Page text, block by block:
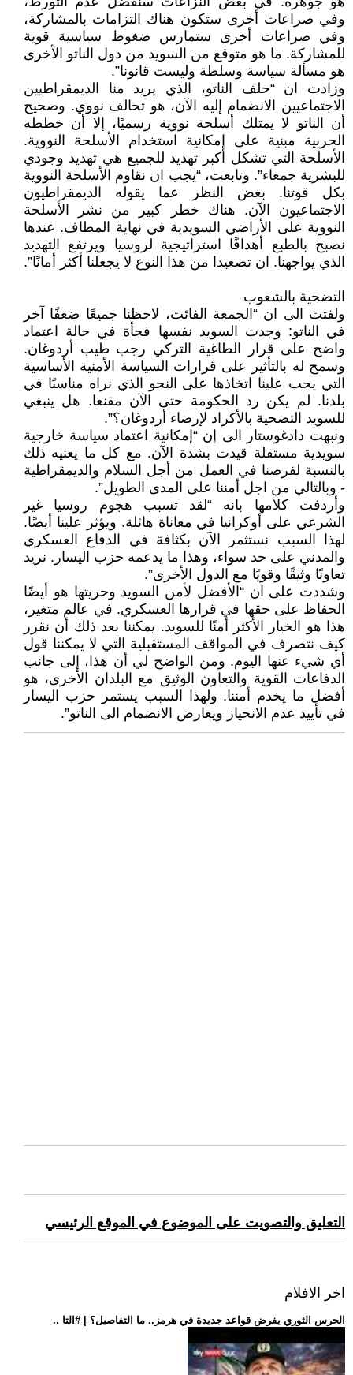
وفي صراعات أخرى ستكون هناك التزامات بالمشاركة،
وفي صراعات أخرى ستمارس ضغوط سياسية قوية
للمشاركة. ما هو متوقع من السويد من دول الناتو الأخرى
هو مسألة سياسة وسلطة وليست قانونا”.
وزادت ان “حلف الناتو، الذي يريد منا الديمقراطيين
الاجتماعيين الانضمام إليه الآن، هو تحالف نووي. وصحيح
أن الناتو لا يمتلك أسلحة نووية رسميًا، إلا أن خططه
الحربية مبنية على إمكانية استخدام الأسلحة النووية.
الأسلحة التي تشكل أكبر تهديد للجميع هي تهديد وجودي
للبشرية جمعاء”. وتابعت، “يجب ان نقاوم الأسلحة النووية
بكل قوتنا. بغض النظر عما يقوله الديمقراطيون
الاجتماعيون الآن. هناك خطر كبير من نشر الأسلحة
النووية على الأراضي السويدية في نهاية المطاف. عندها
نصبح بالطبع أهدافًا استراتيجية لروسيا ويرتفع التهديد
الذي يواجهنا. ان تصعيدا من هذا النوع لا يجعلنا أكثر أمانًا”.
التضحية بالشعوب
ولفتت الى ان “الجمعة الفائت، لاحظنا جميعًا ضعفًا آخر
في الناتو: وجدت السويد نفسها فجأة في حالة اعتماد
واضح على قرار الطاغية التركي رجب طيب أردوغان.
وسمح له بالتأثير على قرارات السياسة الأمنية الأساسية
التي يجب علينا اتخاذها على النحو الذي نراه مناسبًا في
بلدنا. لم يكن رد الحكومة حتى الآن مقنعا. هل ينبغي
للسويد التضحية بالأكراد لإرضاء أردوغان؟”.
ونبهت دادغوستار الى إن “إمكانية اعتماد سياسة خارجية
سويدية مستقلة قيدت بشدة الآن. مع كل ما يعنيه ذلك
بالنسبة لفرصنا في العمل من أجل السلام والديمقراطية
- وبالتالي من اجل أمننا على المدى الطويل”.
وأردفت كلامها بانه “لقد تسبب هجوم روسيا غير
الشرعي على أوكرانيا في معاناة هائلة. ويؤثر علينا أيضًا.
لهذا السبب نستثمر الآن بكثافة في الدفاع العسكري
والمدني على حد سواء، وهذا ما يدعمه حزب اليسار. نريد
تعاونًا وثيقًا وقويًا مع الدول الأخرى”.
وشددت على ان “الأفضل لأمن السويد وحريتها هو أيضًا
الحفاظ على حقها في قرارها العسكري. في عالم متغير،
هذا هو الخيار الأكثر أمنًا للسويد. يمكننا بعد ذلك أن نقرر
كيف نتصرف في المواقف المستقبلية التي لا يمكننا قول
أي شيء عنها اليوم. ومن الواضح لي أن هذا، إلى جانب
الدفاعات القوية والتعاون الوثيق مع البلدان الأخرى، هو
أفضل ما يخدم أمننا. ولهذا السبب يستمر حزب اليسار
في تأييد عدم الانحياز ويعارض الانضمام الى الناتو”.
التعليق والتصويت على الموضوع في الموقع الرئيسي
اخر الافلام
.. الحرس الثوري يفرض قواعد جديدة في هرمز.. ما التفاصيل؟ | #التا